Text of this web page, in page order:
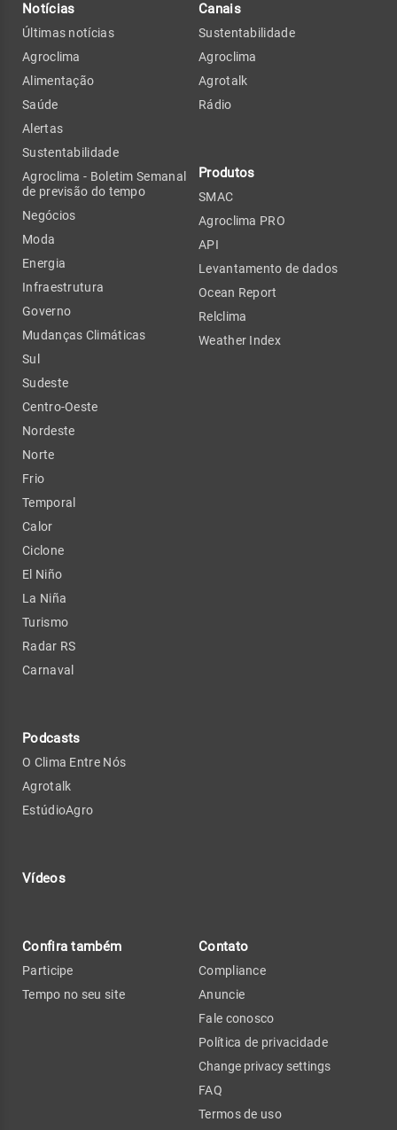
Notícias
Últimas notícias
Agroclima
Alimentação
Saúde
Alertas
Sustentabilidade
Agroclima - Boletim Semanal
de previsão do tempo
Negócios
Moda
Energia
Infraestrutura
Governo
Mudanças Climáticas
Sul
Sudeste
Centro-Oeste
Nordeste
Norte
Frio
Temporal
Calor
Ciclone
El Niño
La Niña
Turismo
Radar RS
Carnaval
Podcasts
O Clima Entre Nós
Agrotalk
EstúdioAgro
Vídeos
Canais
Sustentabilidade
Agroclima
Agrotalk
Rádio
Produtos
SMAC
Agroclima PRO
API
Levantamento de dados
Ocean Report
Relclima
Weather Index
Confira também
Participe
Tempo no seu site
Contato
Compliance
Anuncie
Fale conosco
Política de privacidade
Change privacy settings
FAQ
Termos de uso